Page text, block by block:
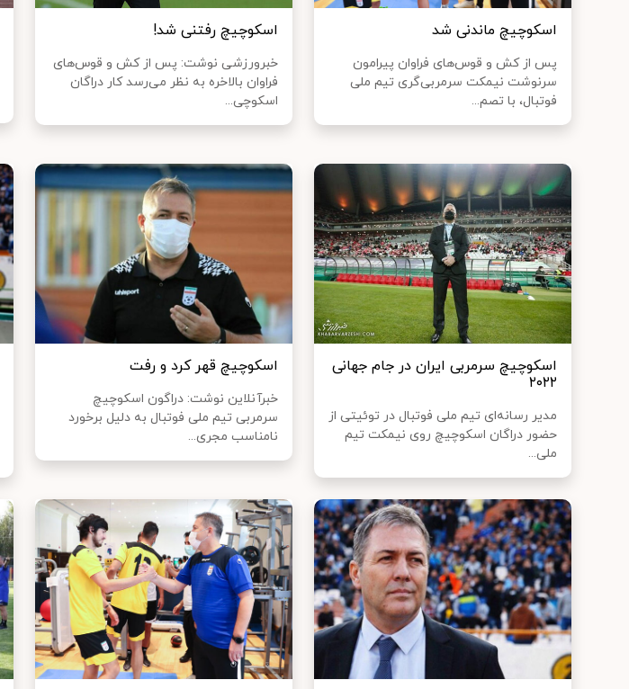
اسکوچیچ ماندنی شد
پس از کش و قوس‌های فراوان پیرامون
سرنوشت نیمکت سرمربی‌گری تیم ملی
فوتبال، با تصم...
اسکوچیچ رفتنی شد!
خبرورزشی نوشت: پس از کش و قوس‌های
فراوان بالاخره به نظر می‌رسد کار دراگان
اسکوچی...
اسکوچیچ سرمربی ایران در جام جهانی
۲۰۲۲
مدیر رسانه‌ای تیم ملی فوتبال در توئیتی از
حضور دراگان اسکوچیچ روی نیمکت تیم
ملی...
اسکوچیچ قهر کرد و رفت
خبرآنلاین نوشت: دراگون اسکوچیچ
سرمربی تیم ملی فوتبال به دلیل برخورد
نامناسب مجری...